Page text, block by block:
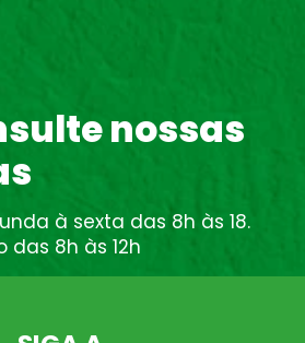
nossas
à sexta das 8h às 18.
das 8h às 12h